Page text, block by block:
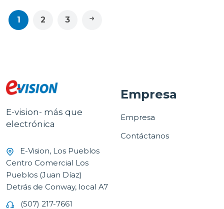
1 2 3
E-vision- más que
electrónica
E-Vision, Los Pueblos
Centro Comercial Los
Pueblos (Juan Díaz)
Detrás de Conway, local A7
(507) 217-7661
Empresa
Empresa
Contáctanos